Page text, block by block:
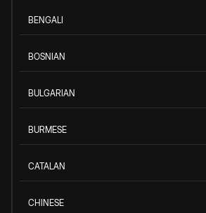
BENGALI
BOSNIAN
BULGARIAN
BURMESE
CATALAN
CHINESE